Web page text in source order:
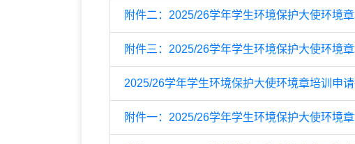
附件二：2025/26学年学生环境保护大使环境
附件三：2025/26学年学生环境保护大使环境
2025/26学年学生环境保护大使环境章培训申请
附件一：2025/26学年学生环境保护大使环境章